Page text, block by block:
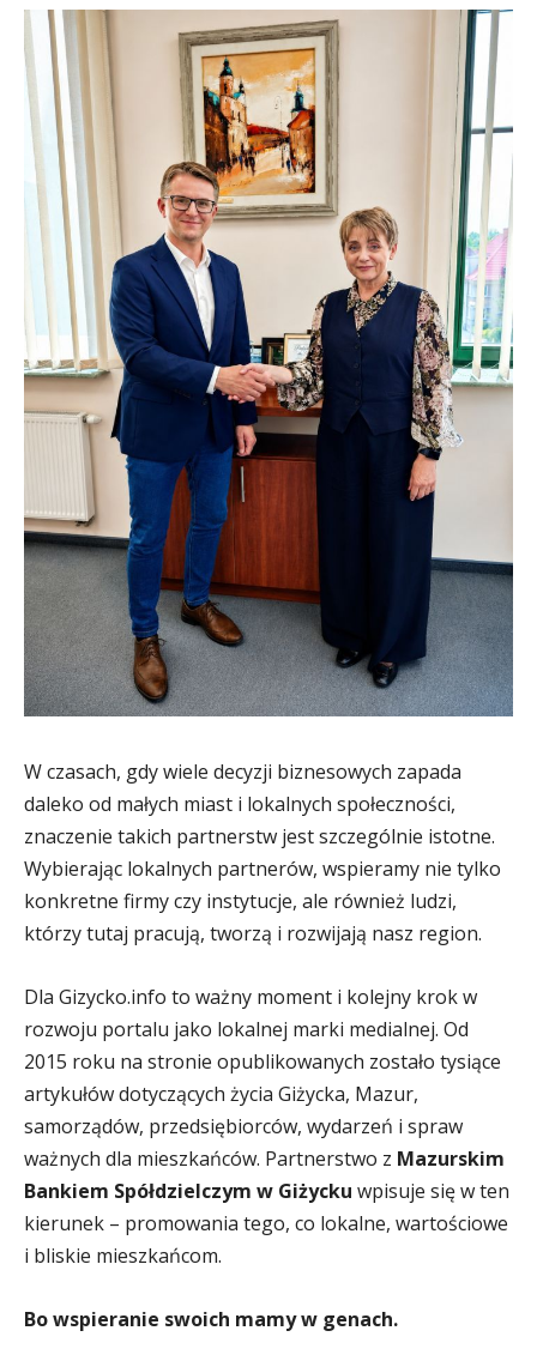
W czasach, gdy wiele decyzji biznesowych zapada
daleko od małych miast i lokalnych społeczności,
znaczenie takich partnerstw jest szczególnie istotne.
Wybierając lokalnych partnerów, wspieramy nie tylko
konkretne firmy czy instytucje, ale również ludzi,
którzy tutaj pracują, tworzą i rozwijają nasz region.
Dla Gizycko.info to ważny moment i kolejny krok w
rozwoju portalu jako lokalnej marki medialnej. Od
2015 roku na stronie opublikowanych zostało tysiące
artykułów dotyczących życia Giżycka, Mazur,
samorządów, przedsiębiorców, wydarzeń i spraw
ważnych dla mieszkańców. Partnerstwo z Mazurskim
Bankiem Spółdzielczym w Giżycku wpisuje się w ten
kierunek – promowania tego, co lokalne, wartościowe
i bliskie mieszkańcom.
Bo wspieranie swoich mamy w genach.